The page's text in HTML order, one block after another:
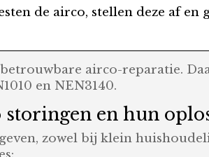
de airco, stellen deze af
airco-reparatie.
en NEN3140.
en hun
zowel bij klein